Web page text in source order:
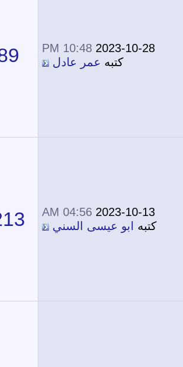
2023-10-28
10:48 PM
كتبهعمر عادل 89
2023-10-13
04:56 AM
كتبهابو عيسى السني 213